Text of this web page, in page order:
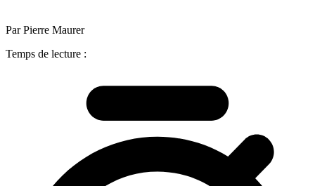
Par Pierre Maurer
Temps de lecture :